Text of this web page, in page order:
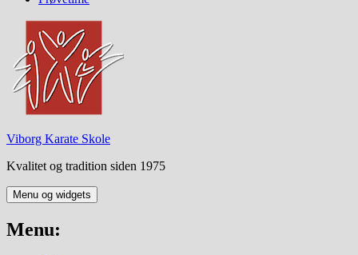
Viborg Karate Skole
Kvalitet og tradition siden 1975
Menu og widgets
Menu: